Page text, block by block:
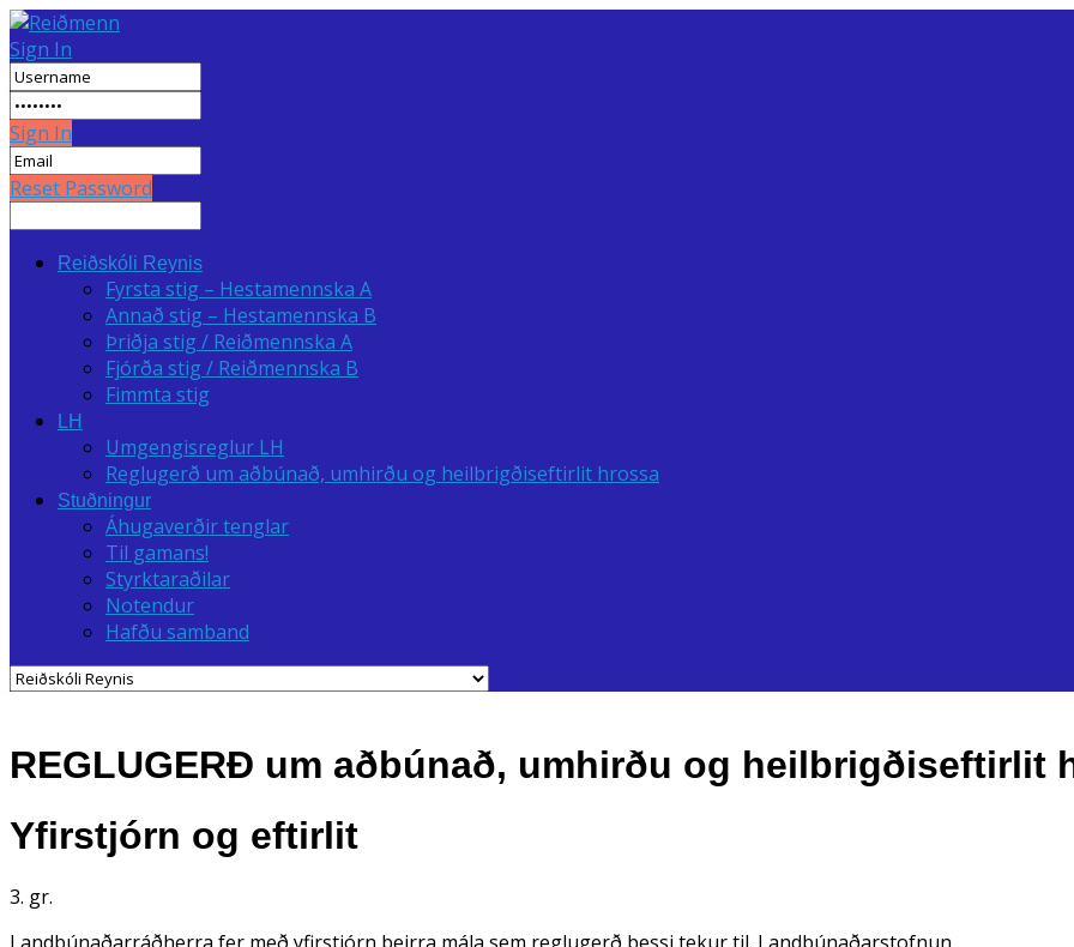
Sign In
Sign In
Reset Password
Reiðskóli Reynis
Fyrsta stig – Hestamennska A
Annað stig – Hestamennska B
Þriðja stig / Reiðmennska A
Fjórða stig / Reiðmennska B
Fimmta stig
LH
Umgengisreglur LH
Reglugerð um aðbúnað, umhirðu og heilbrigðiseftirlit hrossa
Stuðningur
Áhugaverðir tenglar
Til gamans!
Styrktaraðilar
Notendur
Hafðu samband
REGLUGERÐ um aðbúnað, umhirðu og heilbrigðiseftirlit
Yfirstjórn og eftirlit
3. gr.